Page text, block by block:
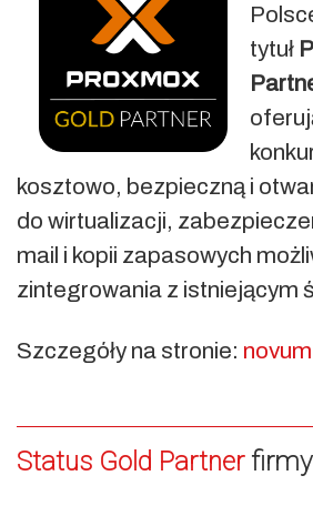
tytuł
kosztowo, bezpieczną i
do wirtualizacji,
mail i kopii zapasowych
zintegrowania z istniejącym
Szczegóły na stronie:
Status Gold Partnerfirmy